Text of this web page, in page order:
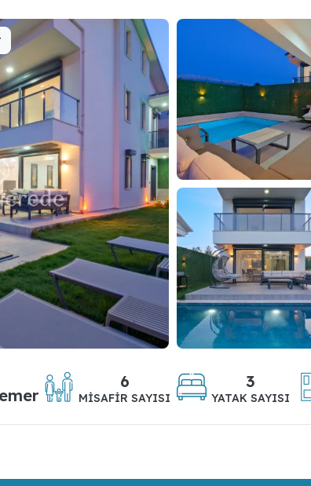
6
MISAFIR SAYISI
3
YATAK SAYISI